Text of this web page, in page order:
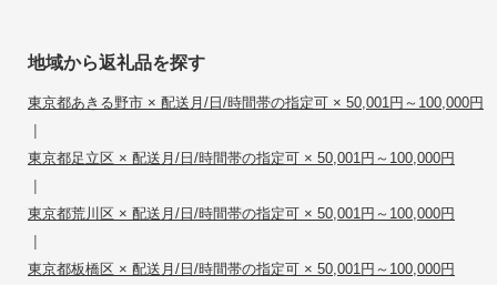
地域から返礼品を探す
東京都あきる野市 × 配送月/日/時間帯の指定可 × 50,001円～100,000円
|
東京都足立区 × 配送月/日/時間帯の指定可 × 50,001円～100,000円
|
東京都荒川区 × 配送月/日/時間帯の指定可 × 50,001円～100,000円
|
東京都板橋区 × 配送月/日/時間帯の指定可 × 50,001円～100,000円